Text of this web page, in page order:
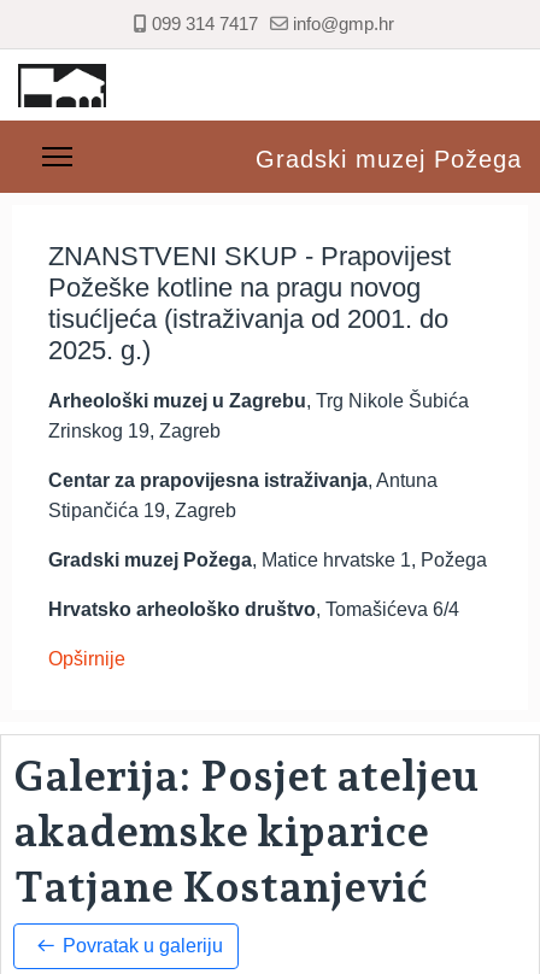
099 314 7417 info@gmp.hr
Gradski muzej Požega
ZNANSTVENI SKUP - Prapovijest
Požeške kotline na pragu novog
tisućljeća (istraživanja od 2001. do
2025. g.)
Arheološki muzej u Zagrebu, Trg Nikole Šubića
Zrinskog 19, Zagreb
Centar za prapovijesna istraživanja, Antuna
Stipančića 19, Zagreb
Gradski muzej Požega, Matice hrvatske 1, Požega
Hrvatsko arheološko društvo, Tomašićeva 6/4
Opširnije
Galerija: Posjet ateljeu
akademske kiparice
Tatjane Kostanjević
Povratak u galeriju